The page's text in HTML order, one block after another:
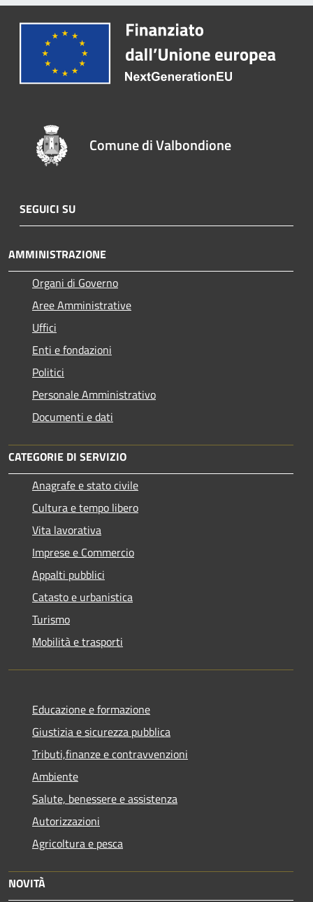
Comune di Valbondione
SEGUICI SU
AMMINISTRAZIONE
Organi di Governo
Aree Amministrative
Uffici
Enti e fondazioni
Politici
Personale Amministrativo
Documenti e dati
CATEGORIE DI SERVIZIO
Anagrafe e stato civile
Cultura e tempo libero
Vita lavorativa
Imprese e Commercio
Appalti pubblici
Catasto e urbanistica
Turismo
Mobilità e trasporti
Educazione e formazione
Giustizia e sicurezza pubblica
Tributi,finanze e contravvenzioni
Ambiente
Salute, benessere e assistenza
Autorizzazioni
Agricoltura e pesca
NOVITÀ